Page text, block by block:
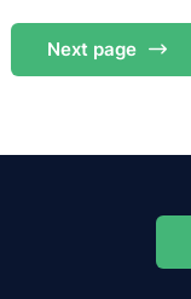
Next page